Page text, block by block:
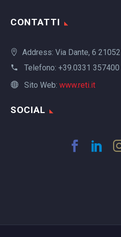
CONTATTI
Address: Via Dante, 6
Telefono: +39.0331 357400
Sito Web: www.reti.it
SOCIAL